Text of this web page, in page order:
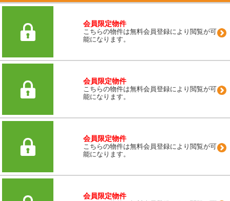
会員限定物件
こちらの物件は無料会員登録により閲覧が可
能になります。
会員限定物件
こちらの物件は無料会員登録により閲覧が可
能になります。
会員限定物件
こちらの物件は無料会員登録により閲覧が可
能になります。
会員限定物件